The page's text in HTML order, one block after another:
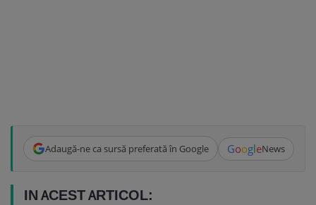
Adaugă-ne ca sursă preferată în Google GoogleNews
IN ACEST ARTICOL: